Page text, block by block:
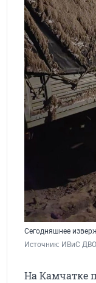
Сегодняшнее
Источник: ИВиС
На Камчатке